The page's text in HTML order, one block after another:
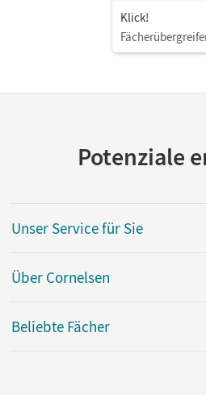
Klick!
Potenziale
Unser Service für Sie
Über Cornelsen
Beliebte Fächer